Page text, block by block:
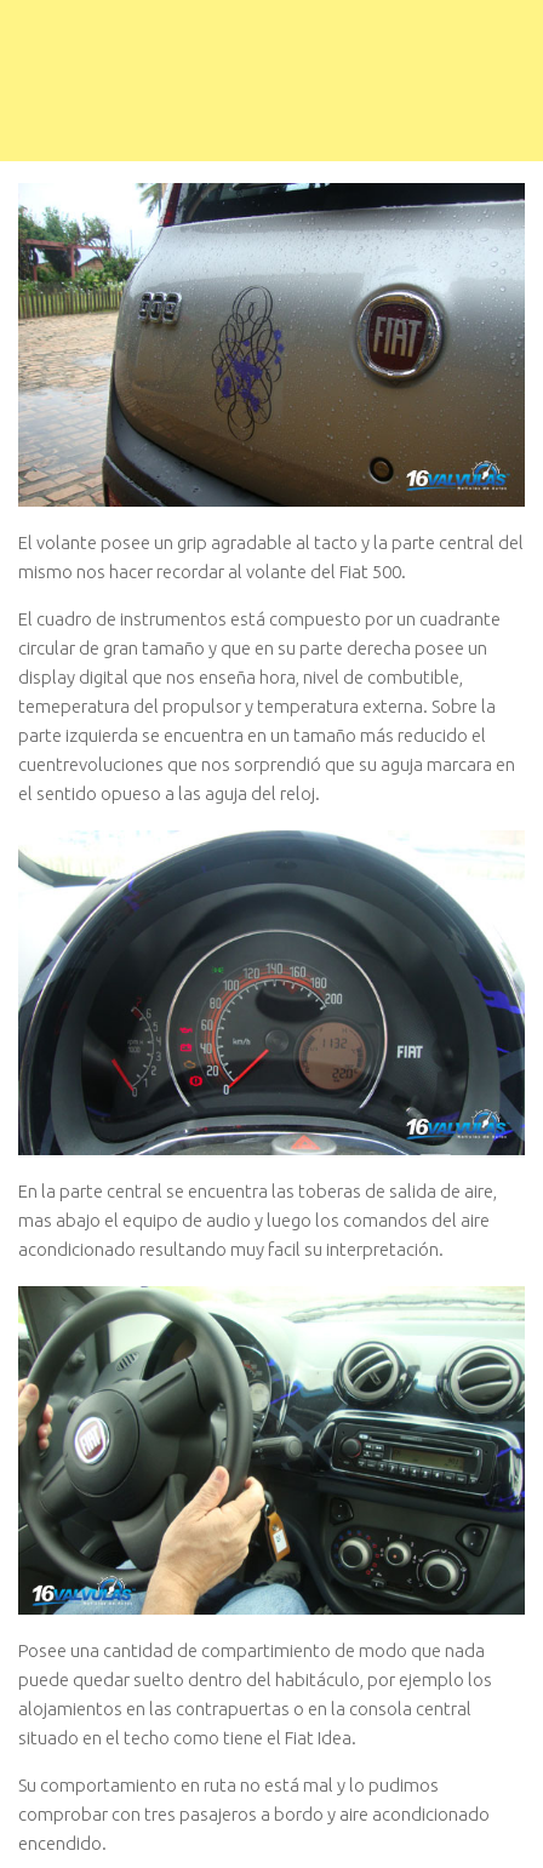
El volante posee un grip agradable al tacto y la parte central del
mismo nos hacer recordar al volante del Fiat 500.
El cuadro de instrumentos está compuesto por un cuadrante
circular de gran tamaño y que en su parte derecha posee un
display digital que nos enseña hora, nivel de combutible,
temeperatura del propulsor y temperatura externa. Sobre la
parte izquierda se encuentra en un tamaño más reducido el
cuentrevoluciones que nos sorprendió que su aguja marcara en
el sentido opueso a las aguja del reloj.
En la parte central se encuentra las toberas de salida de aire,
mas abajo el equipo de audio y luego los comandos del aire
acondicionado resultando muy facil su interpretación.
Posee una cantidad de compartimiento de modo que nada
puede quedar suelto dentro del habitáculo, por ejemplo los
alojamientos en las contrapuertas o en la consola central
situado en el techo como tiene el Fiat Idea.
Su comportamiento en ruta no está mal y lo pudimos
comprobar con tres pasajeros a bordo y aire acondicionado
encendido.